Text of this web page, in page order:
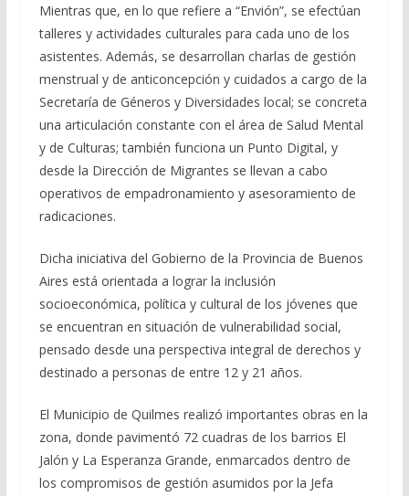
Mientras que, en lo que refiere a “Envión”, se efectúan
talleres y actividades culturales para cada uno de los
asistentes. Además, se desarrollan charlas de gestión
menstrual y de anticoncepción y cuidados a cargo de la
Secretaría de Géneros y Diversidades local; se concreta
una articulación constante con el área de Salud Mental
y de Culturas; también funciona un Punto Digital, y
desde la Dirección de Migrantes se llevan a cabo
operativos de empadronamiento y asesoramiento de
radicaciones.
Dicha iniciativa del Gobierno de la Provincia de Buenos
Aires está orientada a lograr la inclusión
socioeconómica, política y cultural de los jóvenes que
se encuentran en situación de vulnerabilidad social,
pensado desde una perspectiva integral de derechos y
destinado a personas de entre 12 y 21 años.
El Municipio de Quilmes realizó importantes obras en la
zona, donde pavimentó 72 cuadras de los barrios El
Jalón y La Esperanza Grande, enmarcados dentro de
los compromisos de gestión asumidos por la Jefa